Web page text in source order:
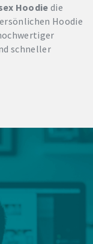
Hoodiedie
Hoodie
schneller